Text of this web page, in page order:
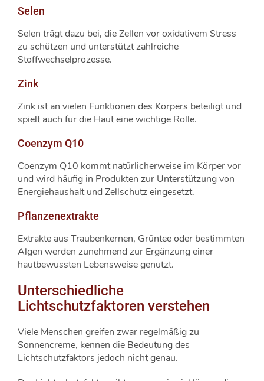
Selen
Selen trägt dazu bei, die Zellen vor oxidativem Stress
zu schützen und unterstützt zahlreiche
Stoffwechselprozesse.
Zink
Zink ist an vielen Funktionen des Körpers beteiligt und
spielt auch für die Haut eine wichtige Rolle.
Coenzym Q10
Coenzym Q10 kommt natürlicherweise im Körper vor
und wird häufig in Produkten zur Unterstützung von
Energiehaushalt und Zellschutz eingesetzt.
Pflanzenextrakte
Extrakte aus Traubenkernen, Grüntee oder bestimmten
Algen werden zunehmend zur Ergänzung einer
hautbewussten Lebensweise genutzt.
Unterschiedliche
Lichtschutzfaktoren verstehen
Viele Menschen greifen zwar regelmäßig zu
Sonnencreme, kennen die Bedeutung des
Lichtschutzfaktors jedoch nicht genau.